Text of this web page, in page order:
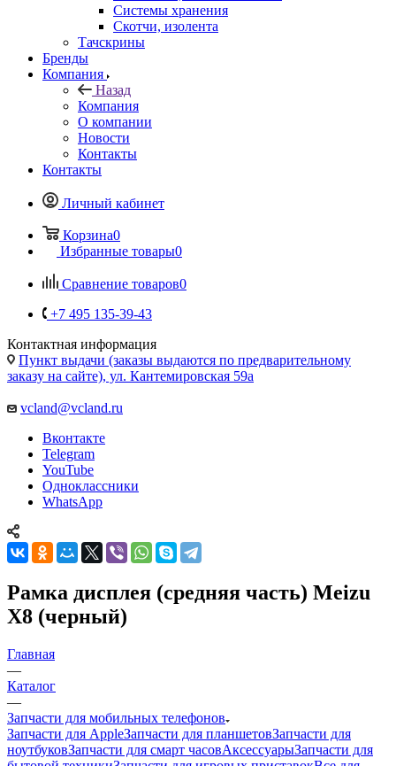
Системы хранения
Скотчи, изолента
Тачскрины
Бренды
Компания
Назад
Компания
О компании
Новости
Контакты
Контакты
Личный кабинет
Корзина0
Избранные товары0
Сравнение товаров0
+7 495 135-39-43
Контактная информация
Пункт выдачи (заказы выдаются по предварительному
заказу на сайте), ул. Кантемировская 59а
vcland@vcland.ru
Вконтакте
Telegram
YouTube
Одноклассники
WhatsApp
Рамка дисплея (средняя часть) Meizu
X8 (черный)
Главная
—
Каталог
—
Запчасти для мобильных телефонов
Запчасти для AppleЗапчасти для планшетовЗапчасти для
ноутбуковЗапчасти для смарт часовАксессуарыЗапчасти для